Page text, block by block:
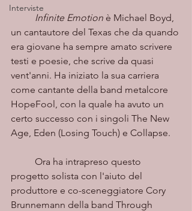
Interviste
Infinite Emotion è Michael Boyd,
un cantautore del Texas che da quando
era giovane ha sempre amato scrivere
testi e poesie, che scrive da quasi
vent'anni. Ha iniziato la sua carriera
come cantante della band metalcore
HopeFool, con la quale ha avuto un
certo successo con i singoli The New
Age, Eden (Losing Touch) e Collapse.
progetto solista con l'aiuto del
produttore e co-sceneggiatore Cory
Brunnemann della band Through